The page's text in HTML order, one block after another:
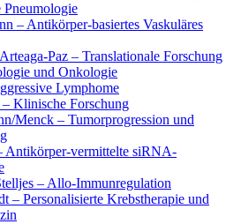
– Antikörper-basiertes Vaskuläres
Paz – Translationale Forschung
und Onkologie
Lymphome
Klinische Forschung
Menck – Tumorprogression und
Antikörper-vermittelte siRNA-
– Allo-Immunregulation
– Personalisierte Krebstherapie und